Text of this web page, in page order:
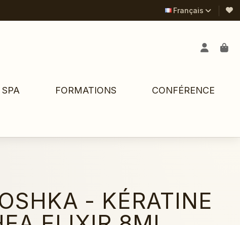
Français
SPA FORMATIONS CONFÉRENCE
- KÉRATINE